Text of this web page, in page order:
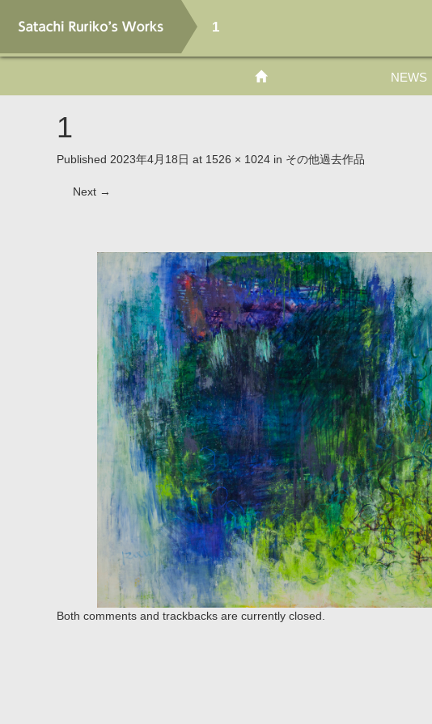
1
NEWS
1
Published 2023年4月18日 at 1526 × 1024 in その他過去作品
Next →
Both comments and trackbacks are currently closed.